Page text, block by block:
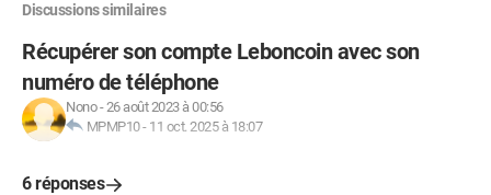
Discussions similaires
Récupérer son compte Leboncoin avec son
numéro de téléphone
Nono-26 août 2023 à 00:56
MPMP10- 11 oct. 2025 à 18:07
6 réponses